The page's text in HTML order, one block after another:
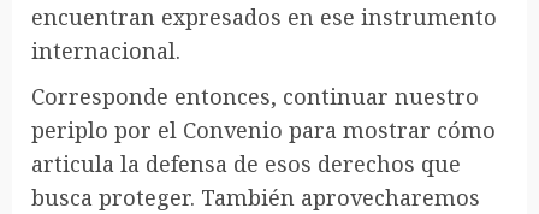
encuentran expresados en ese instrumento
internacional.
Corresponde entonces, continuar nuestro
periplo por el Convenio para mostrar cómo
articula la defensa de esos derechos que
busca proteger. También aprovecharemos